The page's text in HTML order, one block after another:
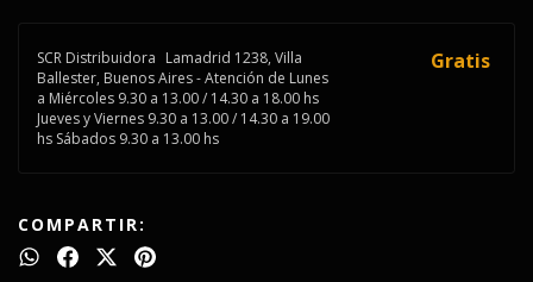
SCR Distribuidora Lamadrid 1238, Villa
Ballester, Buenos Aires - Atención de Lunes
a Miércoles 9.30 a 13.00 / 14.30 a 18.00 hs
Jueves y Viernes 9.30 a 13.00 / 14.30 a 19.00
hs Sábados 9.30 a 13.00 hs
Gratis
COMPARTIR: